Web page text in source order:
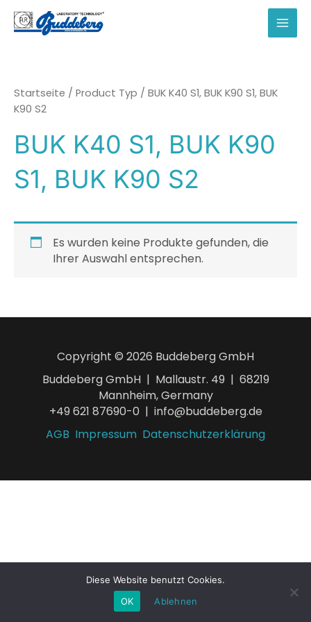
Zum
Inhalt
springen
Startseite / Product Typ / BUK K40 S1, BUK K90 S1, BUK
K90 S2
BUK K40 S1, BUK K90
S1, BUK K90 S2
Es wurden keine Produkte gefunden, die
Ihrer Auswahl entsprechen.
Copyright © 2026 Buddeberg GmbH
Buddeberg GmbH | Mallaustr. 49 | 68219
Mannheim, Germany
+49 621 87690-0 | info@buddeberg.de
AGB Impressum Datenschutzerklärung
Diese Website benutzt Cookies.
OK
Ablehnen